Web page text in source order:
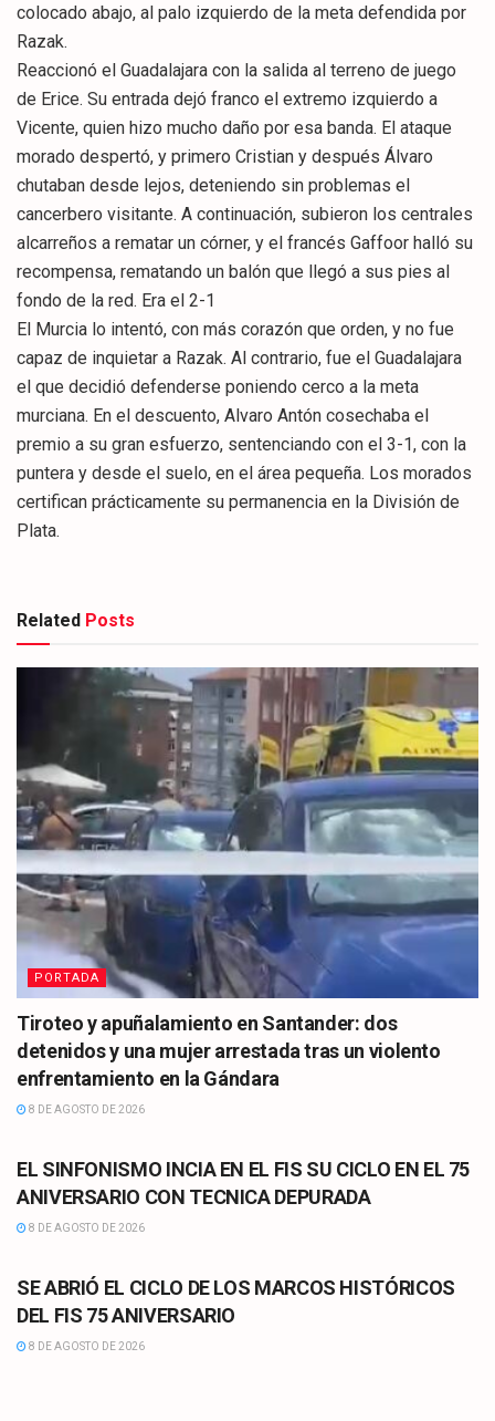
colocado abajo, al palo izquierdo de la meta defendida por
Razak.
Reaccionó el Guadalajara con la salida al terreno de juego
de Erice. Su entrada dejó franco el extremo izquierdo a
Vicente, quien hizo mucho daño por esa banda. El ataque
morado despertó, y primero Cristian y después Álvaro
chutaban desde lejos, deteniendo sin problemas el
cancerbero visitante. A continuación, subieron los centrales
alcarreños a rematar un córner, y el francés Gaffoor halló su
recompensa, rematando un balón que llegó a sus pies al
fondo de la red. Era el 2-1
El Murcia lo intentó, con más corazón que orden, y no fue
capaz de inquietar a Razak. Al contrario, fue el Guadalajara
el que decidió defenderse poniendo cerco a la meta
murciana. En el descuento, Alvaro Antón cosechaba el
premio a su gran esfuerzo, sentenciando con el 3-1, con la
puntera y desde el suelo, en el área pequeña. Los morados
certifican prácticamente su permanencia en la División de
Plata.
Related Posts
PORTADA
Tiroteo y apuñalamiento en Santander: dos
detenidos y una mujer arrestada tras un violento
enfrentamiento en la Gándara
8 DE AGOSTO DE 2026
EL SINFONISMO INCIA EN EL FIS SU CICLO EN EL 75
ANIVERSARIO CON TECNICA DEPURADA
8 DE AGOSTO DE 2026
SE ABRIÓ EL CICLO DE LOS MARCOS HISTÓRICOS
DEL FIS 75 ANIVERSARIO
8 DE AGOSTO DE 2026